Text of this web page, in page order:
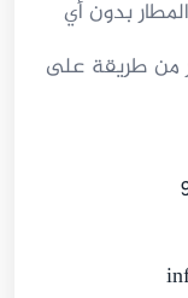
بدون أي
من طريقة على